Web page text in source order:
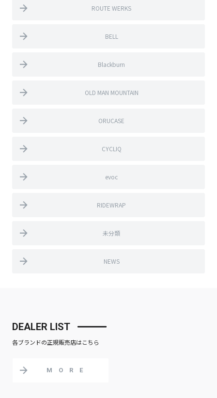
ROUTE WERKS
BELL
Blackburn
OLD MAN MOUNTAIN
ORUCASE
CYCLIQ
evoc
RIDEWRAP
未分類
NEWS
DEALER LIST
各ブランドの正規販売店はこちら
MORE